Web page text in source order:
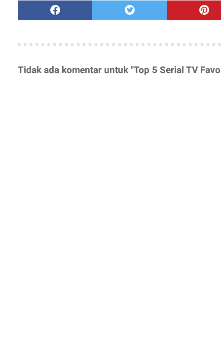
Tidak ada komentar untuk "Top 5 Serial TV